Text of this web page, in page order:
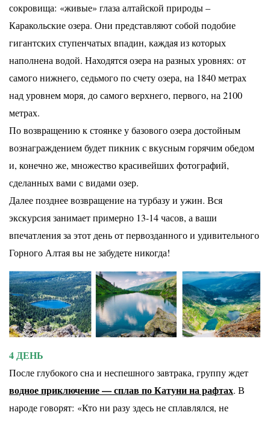
сокровища: «живые» глаза алтайской природы –
Каракольские озера. Они представляют собой подобие
гигантских ступенчатых впадин, каждая из которых
наполнена водой. Находятся озера на разных уровнях: от
самого нижнего, седьмого по счету озера, на 1840 метрах
над уровнем моря, до самого верхнего, первого, на 2100
метрах.
По возвращению к стоянке у базового озера достойным
вознаграждением будет пикник с вкусным горячим обедом
и, конечно же, множество красивейших фотографий,
сделанных вами с видами озер.
Далее позднее возвращение на турбазу и ужин. Вся
экскурсия занимает примерно 13-14 часов, а ваши
впечатления за этот день от первозданного и удивительного
Горного Алтая вы не забудете никогда!
4 ДЕНЬ
После глубокого сна и неспешного завтрака, группу ждет
водное приключение — сплав по Катунина рафтах. В
народе говорят: «Кто ни разу здесь не сплавлялся, не